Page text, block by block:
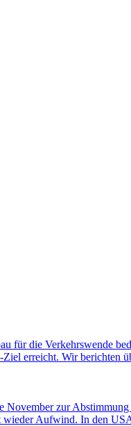
für die Verkehrswende
erreicht. Wir
zur
Aufwind. In den